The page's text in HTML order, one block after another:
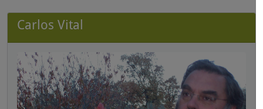
Carlos Vital